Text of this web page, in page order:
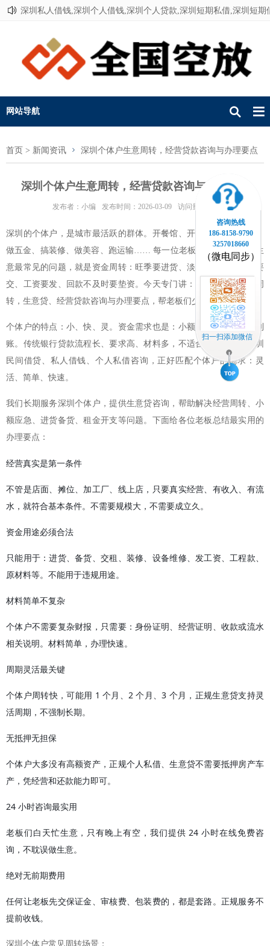
深圳私人借钱,深圳个人借钱,深圳个人贷款,深圳短期私借,深圳短
联系我们
网站导航
首页 > 新闻资讯 深圳个体户生意周转，经营贷款咨询与办理要点
深圳个体户生意周转，经营贷款咨询与办理要点
发布者：小编 发布时间：2026-03-09 访问量：142
深圳的个体户，是城市最活跃的群体。开餐馆、开便利店、卖服装、
做五金、搞装修、做美容、跑运输…… 每一位老板都很辛苦。而做生
意最常见的问题，就是资金周转：旺季要进货、淡季要撑着、租金要
交、工资要发、回款不及时要垫资。今天专门讲：深圳个体户生意周
转，生意贷、经营贷款咨询与办理要点，帮老板们少走弯路。
个体户的特点：小、快、灵。资金需求也是：小额度、短周期、急到
账。传统银行贷款流程长、要求高、材料多，不适合个体户。而深圳
民间借贷、私人借钱、个人私借咨询，正好匹配个体户的需求：灵
活、简单、快速。
我们长期服务深圳个体户，提供生意贷咨询，帮助解决经营周转、小
额应急、进货备货、租金开支等问题。下面给各位老板总结最实用的
办理要点：
经营真实是第一条件
不管是店面、摊位、加工厂、线上店，只要真实经营、有收入、有流
水，就符合基本条件。不需要规模大，不需要成立久。
资金用途必须合法
只能用于：进货、备货、交租、装修、设备维修、发工资、工程款、
原材料等。不能用于违规用途。
材料简单不复杂
个体户不需要复杂财报，只需要：身份证明、经营证明、收款或流水
相关说明。材料简单，办理快速。
周期灵活最关键
个体户周转快，可能用 1 个月、2 个月、3 个月，正规生意贷支持灵
活周期，不强制长期。
无抵押无担保
个体户大多没有高额资产，正规个人私借、生意贷不需要抵押房产车
产，凭经营和还款能力即可。
24 小时咨询最实用
老板们白天忙生意，只有晚上有空，我们提供 24 小时在线免费咨
询，不耽误做生意。
绝对无前期费用
任何让老板先交保证金、审核费、包装费的，都是套路。正规服务不
提前收钱。
深圳个体户常见周转场景：
咨询热线
186-8158-9790
3257018660
（微电同步）
扫一扫添加微信